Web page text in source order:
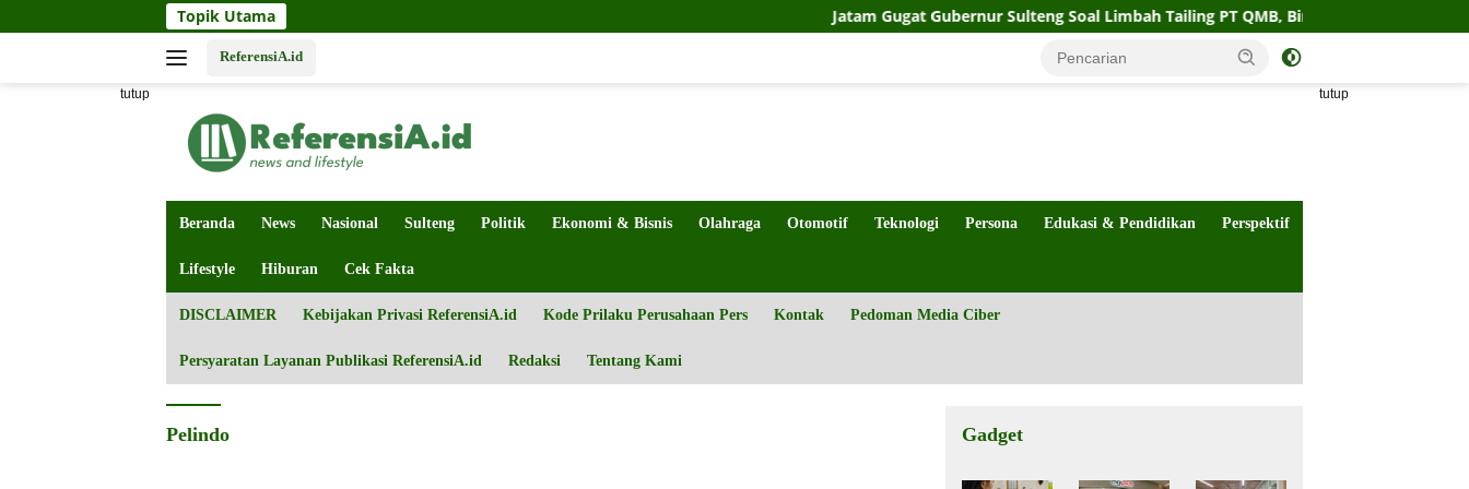
ke
Topik Utama Jatam Gugat Gubernur Sulteng Soal Limbah Tailing PT QMB, Biro Hukum Sebut Pemprov Siap
ReferensiA.id
tutup tutup
Beranda News Nasional Sulteng Politik Ekonomi & Bisnis Olahraga Otomotif Teknologi Persona Edukasi & Pendidikan Perspektif
Lifestyle Hiburan Cek Fakta
DISCLAIMER Kebijakan Privasi ReferensiA.id Kode Prilaku Perusahaan Pers Kontak Pedoman Media Ciber
Persyaratan Layanan Publikasi ReferensiA.id Redaksi Tentang Kami
Pelindo Gadget